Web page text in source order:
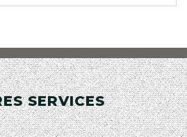
SERVICES